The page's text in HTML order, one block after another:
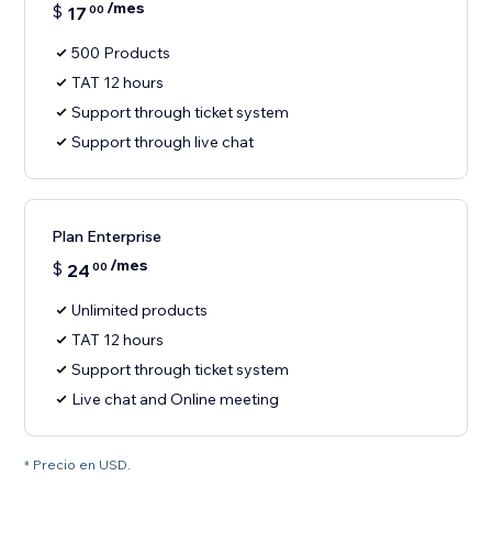
$ 17 00 /mes
500 Products
TAT 12 hours
Support through ticket system
Support through live chat
Plan Enterprise
$ 24 00 /mes
Unlimited products
TAT 12 hours
Support through ticket system
Live chat and Online meeting
* Precio en USD.